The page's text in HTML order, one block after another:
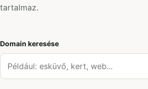
tartalmaz.
Domain keresése